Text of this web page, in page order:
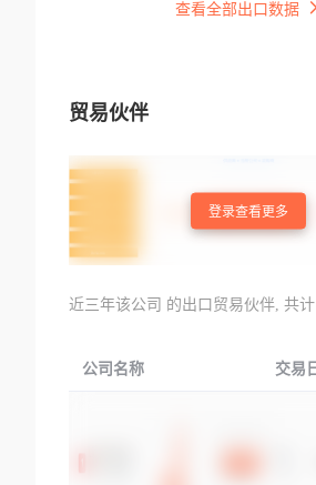
查看全部出口数据
贸易伙伴
登录查看更多
近三年该公司 的出口贸易伙伴, 共计
公司名称 交易